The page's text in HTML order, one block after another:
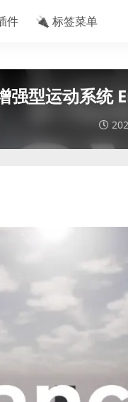
件 🔌 标签菜单
增强型运动系